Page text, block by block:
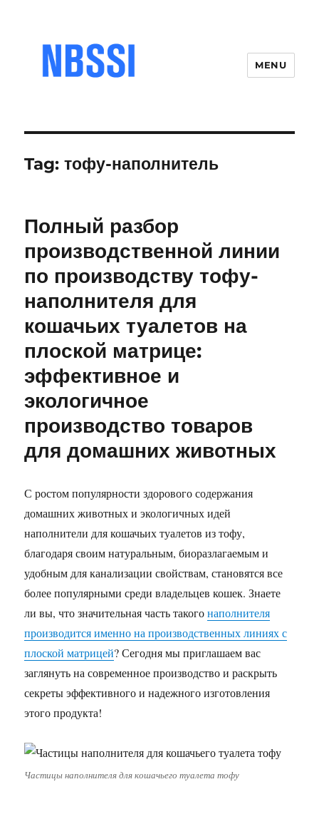
MENU
Tag:тофу-наполнитель
Полный разбор
производственной линии
по производству тофу-
наполнителя для
кошачьих туалетов на
плоской матрице:
эффективное и
экологичное
производство товаров
для домашних животных
С ростом популярности здорового содержания
домашних животных и экологичных идей
наполнители для кошачьих туалетов из тофу,
благодаря своим натуральным, биоразлагаемым и
удобным для канализации свойствам, становятся все
более популярными среди владельцев кошек. Знаете
ли вы, что значительная часть такогонаполнителя
производится именно на производственных линиях с
плоской матрицей? Сегодня мы приглашаем вас
заглянуть на современное производство и раскрыть
секреты эффективного и надежного изготовления
этого продукта!
Частицы наполнителя для кошачьего туалета тофу